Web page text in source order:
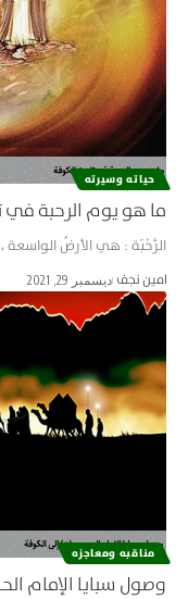
حياته وسيرته
ما هو يوم الرحبة في
الرَّحْبَة : هي الأرضُ الواسعة
امین نجف ديسمبر 29, 2021
مناقبه ومعاجزه
وصول سبايا الإمام